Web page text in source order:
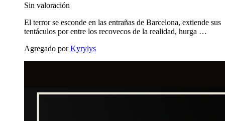
Sin valoración
El terror se esconde en las entrañas de Barcelona, extiende sus
tentáculos por entre los recovecos de la realidad, hurga …
Agregado porKyrylys